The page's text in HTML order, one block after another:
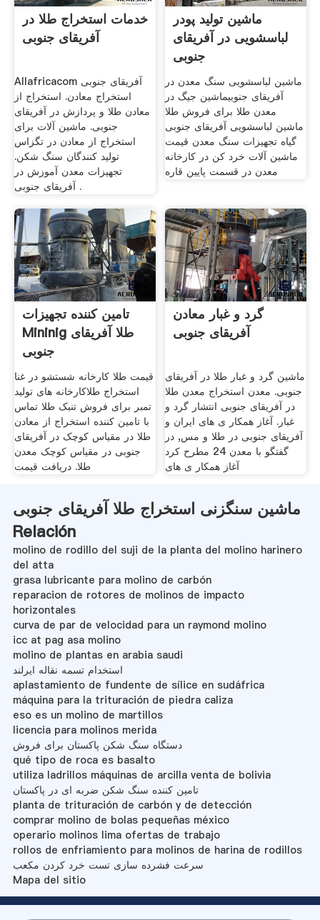
خدمات استخراج طلا در
آفریقای جنوبی
Allafricacom آفریقای جنوبی
استخراج معادن. استخراج از
معادن طلا و پردازش در آفریقای
جنوبی. ماشین آلات برای
استخراج از معادن در تگزاس
تولید کنندگان سنگ شکن.
تجهیزات معدن آموزش در
آفریقای جنوبی .
ماشین تولید پودر
لباسشویی در آفریقای
جنوبی
ماشین لباسشویی سنگ معدن در
آفریقای جنوبیماشین جیگ در
معدن طلا برای فروش طلا
ماشین لباسشویی آفریقای جنوبی
گیاه تجهیزات سنگ معدن قیمت
ماشین آلات خرد کن در کارخانه
معدن در قسمت پایین قاره
تامین کننده تجهیزات
Mininig طلا آفریقای
جنوبی
قیمت طلا کارخانه شستشو در غنا
استخراج طلاکارخانه های تولید
تمبر برای فروش تنبک طلا تماس
با تامین کننده استخراج از معادن
طلا در مقیاس کوچک در آفریقای
جنوبی در مقیاس کوچک معدن
طلا. دریافت قیمت
گرد و غبار معادن
آفریقای جنوبی
ماشین گرد و غبار طلا در آفریقای
جنوبی. معدن استخراج معدن طلا
در آفریقای جنوبی انتشار گرد و
غبار. آغاز همکار ی های ایران و
آفریقای جنوبی در طلا و مس, در
گفتگو با معدن 24 مطرح کرد
آغاز همکار ی های
ماشین سنگزنی استخراج طلا آفریقای جنوبی
Relación
molino de rodillo del suji de la planta del molino harinero
del atta
grasa lubricante para molino de carbón
reparacion de rotores de molinos de impacto
horizontales
curva de par de velocidad para un raymond molino
icc at pag asa molino
molino de plantas en arabia saudi
استخدام تسمه نقاله ایرلند
aplastamiento de fundente de sílice en sudáfrica
máquina para la trituración de piedra caliza
eso es un molino de martillos
licencia para molinos merida
دستگاه سنگ شکن پاکستان برای فروش
qué tipo de roca es basalto
utiliza ladrillos máquinas de arcilla venta de bolivia
تامین کننده سنگ شکن ضربه ای در پاکستان
planta de trituración de carbón y de detección
comprar molino de bolas pequeñas méxico
operario molinos lima ofertas de trabajo
rollos de enfriamiento para molinos de harina de rodillos
سرعت فشرده سازی تست خرد کردن مکعب
Mapa del sitio